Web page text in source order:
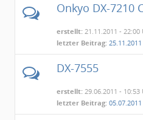
Onkyo DX-7210
erstellt: 21.11.2011 -
letzter Beitrag:
DX-7555
erstellt: 29.06.2011 -
letzter Beitrag: